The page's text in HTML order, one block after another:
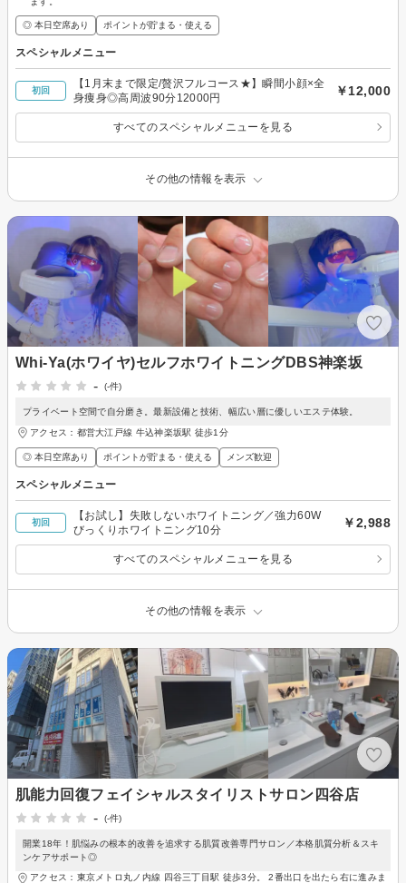
◎ 本日空席あり ポイントが貯まる・使える
スペシャルメニュー
初回
【1月末まで限定/贅沢フルコース★】瞬間小顔×全
身痩身◎高周波90分12000円
￥12,000
すべてのスペシャルメニューを見る
その他の情報を表示
Whi-Ya(ホワイヤ)セルフホワイトニングDBS神楽坂
-
(-件)
プライベート空間で自分磨き。最新設備と技術、幅広い層に優しいエステ体験。
アクセス：都営大江戸線 牛込神楽坂駅 徒歩1分
◎ 本日空席あり ポイントが貯まる・使える メンズ歓迎
スペシャルメニュー
初回
【お試し】失敗しないホワイトニング／強力60W
びっくりホワイトニング10分
￥2,988
すべてのスペシャルメニューを見る
その他の情報を表示
肌能力回復フェイシャルスタイリストサロン四谷店
-
(-件)
開業18年！肌悩みの根本的改善を追求する肌質改善専門サロン／本格肌質分析＆スキ
ンケアサポート◎
アクセス：東京メトロ丸ノ内線 四谷三丁目駅 徒歩3分。 2番出口を出たら右に進みま